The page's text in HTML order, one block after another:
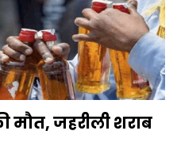
मौत, जहरीली शराब